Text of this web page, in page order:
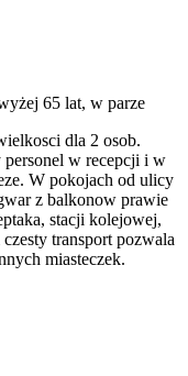
65 lat, w parze
dla 2 osob.
w recepcji i w
W pokojach od ulicy
z balkonow prawie
stacji kolejowej,
transport pozwala
miasteczek.